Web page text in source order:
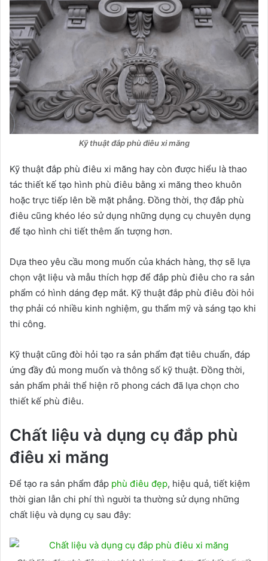
Kỹ thuật đắp phù điêu xi măng
Kỹ thuật đắp phù điêu xi măng hay còn được hiểu là thao
tác thiết kế tạo hình phù điêu bằng xi măng theo khuôn
hoặc trực tiếp lên bề mặt phẳng. Đồng thời, thợ đắp phù
điêu cũng khéo léo sử dụng những dụng cụ chuyên dụng
để tạo hình chi tiết thêm ấn tượng hơn.
Dựa theo yêu cầu mong muốn của khách hàng, thợ sẽ lựa
chọn vật liệu và mẫu thích hợp để đắp phù điêu cho ra sản
phẩm có hình dáng đẹp mắt. Kỹ thuật đắp phù điêu đòi hỏi
thợ phải có nhiều kinh nghiệm, gu thẩm mỹ và sáng tạo khi
thi công.
Kỹ thuật cũng đòi hỏi tạo ra sản phẩm đạt tiêu chuẩn, đáp
ứng đầy đủ mong muốn và thông số kỹ thuật. Đồng thời,
sản phẩm phải thể hiện rõ phong cách đã lựa chọn cho
thiết kế phù điêu.
Chất liệu và dụng cụ đắp phù
điêu xi măng
Để tạo ra sản phẩm đắp phù điêu đẹp, hiệu quả, tiết kiệm
thời gian lẫn chi phí thì người ta thường sử dụng những
chất liệu và dụng cụ sau đây: